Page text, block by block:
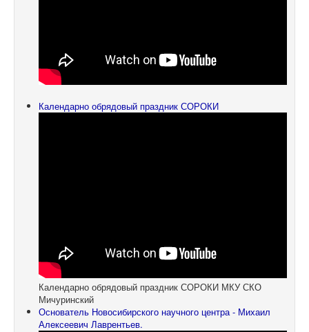
Календарно обрядовый праздник СОРОКИ
Календарно обрядовый праздник СОРОКИ МКУ СКО
Мичуринский
Основатель Новосибирского научного центра - Михаил
Алексеевич Лаврентьев.